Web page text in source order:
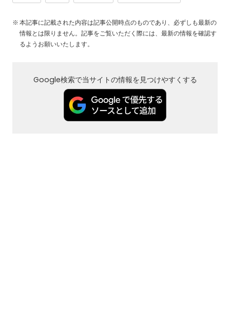
本記事に記載された内容は記事公開時点のものであり、必ずしも最新の
情報とは限りません。記事をご覧いただく際には、最新の情報を確認す
るようお願いいたします。
Google検索で当サイトの情報を見つけやすくする